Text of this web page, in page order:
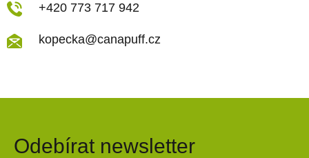
+420 773 717 942
kopecka@canapuff.cz
Odebírat newsletter